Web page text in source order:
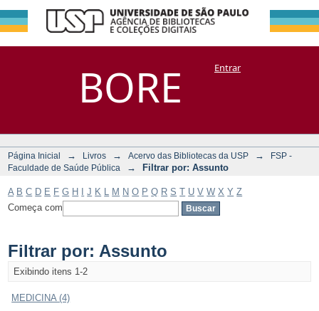
BORE
Filtrar por:
Assunto
DSpace/Manakin + CoriscoEntrar
Página Inicial → Livros → Acervo das Bibliotecas da USP →
FSP -
Faculdade de Saúde Pública
→ Filtrar por: Assunto
A B C D E F G H J K M N O P Q R S T U V W X Y Z
Começa com
Filtrar por: Assunto
Exibindo itens 1-2
MEDICINA (4)